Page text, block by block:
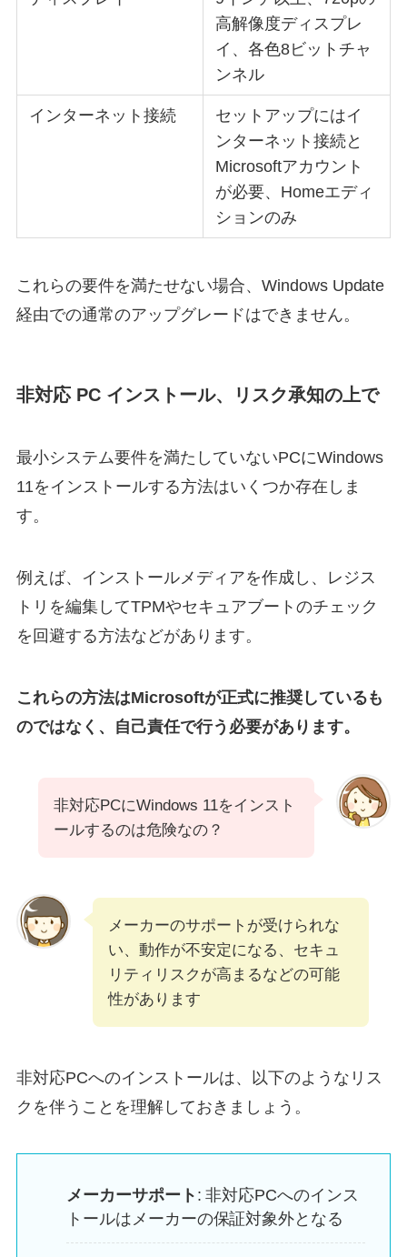
高解像度ディスプレ
イ、各色8ビットチャ
ンネル
インターネット接続
セットアップにはイ
ンターネット接続と
Microsoftアカウント
が必要、Homeエディ
ションのみ
これらの要件を満たせない場合、Windows Update
経由での通常のアップグレードはできません。
非対応 PC インストール、リスク承知の上で
最小システム要件を満たしていないPCにWindows
11をインストールする方法はいくつか存在しま
す。
例えば、インストールメディアを作成し、レジス
トリを編集してTPMやセキュアブートのチェック
を回避する方法などがあります。
これらの方法はMicrosoftが正式に推奨しているも
のではなく、自己責任で行う必要があります。
非対応PCにWindows 11をインスト
ールするのは危険なの？
メーカーのサポートが受けられな
い、動作が不安定になる、セキュ
リティリスクが高まるなどの可能
性があります
非対応PCへのインストールは、以下のようなリス
クを伴うことを理解しておきましょう。
メーカーサポート : 非対応PCへのインス
トールはメーカーの保証対象外となる